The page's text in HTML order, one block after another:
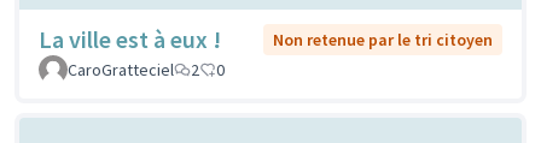
La ville est à eux !
Non retenue par le tri citoyen
CaroGratteciel
2 0